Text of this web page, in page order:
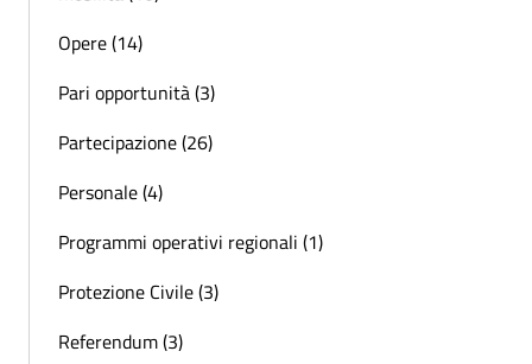
Opere (14)
Pari opportunità (3)
Partecipazione (26)
Personale (4)
Programmi operativi regionali (1)
Protezione Civile (3)
Referendum (3)